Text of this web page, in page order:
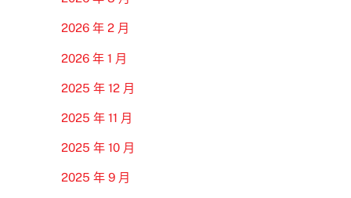
2026 年 2 月
2026 年 1 月
2025 年 12 月
2025 年 11 月
2025 年 10 月
2025 年 9 月